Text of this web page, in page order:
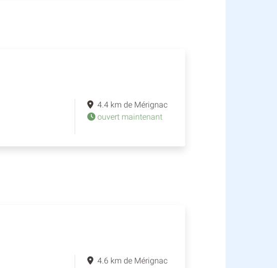
4.4 km de Mérignac
ouvert maintenant
4.6 km de Mérignac